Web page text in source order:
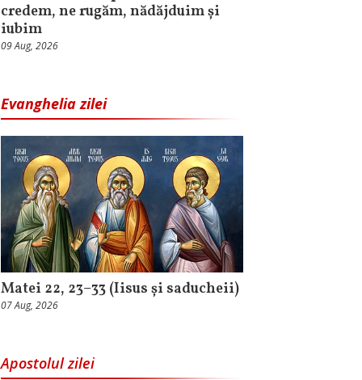
credem, ne rugăm, nădăjduim și
iubim
09 Aug, 2026
Evanghelia zilei
Matei 22, 23–33 (Iisus și saducheii)
07 Aug, 2026
Apostolul zilei